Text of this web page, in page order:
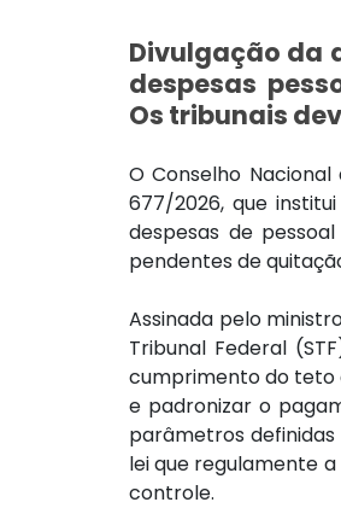
Divulgação da
despesas
Os tribunais
O Conselho
677/2026, que
despesas de
pendentes de
Assinada pelo
Tribunal Federal
cumprimento do teto
e padronizar o
parâmetros
lei que regulamente
controle.